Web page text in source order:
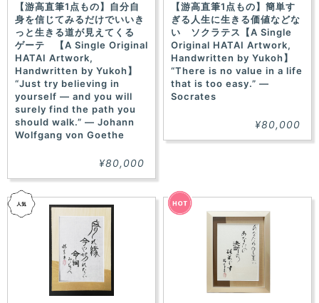
【游高直筆1点もの】自分自
身を信じてみるだけでいいき
っと生きる道が見えてくる
ゲーテ 【A Single Original
HATAI Artwork,
Handwritten by Yukoh】
“Just try believing in
yourself — and you will
surely find the path you
should walk.” — Johann
Wolfgang von Goethe
¥80,000
【游高直筆1点もの】簡単す
ぎる人生に生きる価値などな
い ソクラテス【A Single
Original HATAI Artwork,
Handwritten by Yukoh】
“There is no value in a life
that is too easy.” —
Socrates
¥80,000